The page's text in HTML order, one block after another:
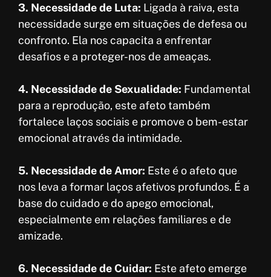
3. Necessidade de Luta: Ligada à raiva, esta
necessidade surge em situações de defesa ou
confronto. Ela nos capacita a enfrentar
desafios e a proteger-nos de ameaças.
4. Necessidade de Sexualidade: Fundamental
para a reprodução, este afeto também
fortalece laços sociais e promove o bem-estar
emocional através da intimidade.
5. Necessidade de Amor: Este é o afeto que
nos leva a formar laços afetivos profundos. É a
base do cuidado e do apego emocional,
especialmente em relações familiares e de
amizade.
6. Necessidade de Cuidar: Este afeto emerge